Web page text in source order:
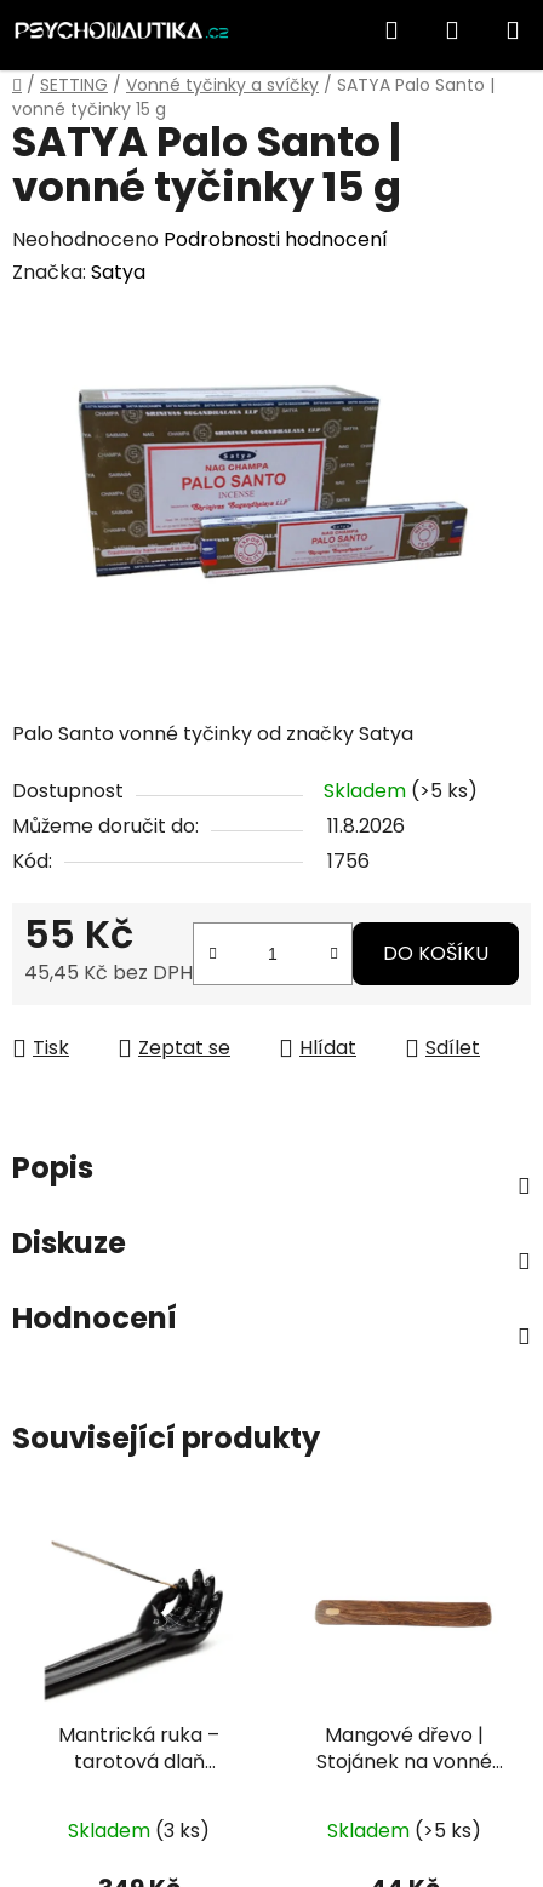
na
obsah
Hledat
KOŠÍK
Domů
/ SETTING / Vonné tyčinky a svíčky / SATYA Palo Santo |
vonné tyčinky 15 g
Palo Santo vonné tyčinky od značky Satya
Dostupnost Skladem (>5 ks)
Můžeme doručit do:
11.8.2026
Kód:
1756
55 Kč
45,45 Kč bez DPH
DO KOŠÍKU
Tisk Zeptat se Hlídat Sdílet
SATYA Palo Santo |
vonné tyčinky 15 g
Průměrné
hodnocení
hvězdiček.
Neohodnoceno Podrobnosti hodnocení
Značka: Satya
Popis
Diskuze
Hodnocení
Související produkty
Mantrická ruka –
tarotová dlaň
na vonné tyčky
Skladem (3 ks)
Mangové dřevo |
Stojánek na vonné
Skladem (>5 ks)